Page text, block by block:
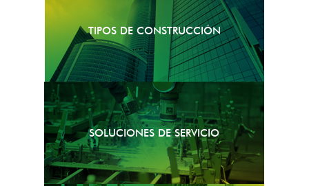
TIPOS DE CONSTRUCCIÓN
SOLUCIONES DE SERVICIO